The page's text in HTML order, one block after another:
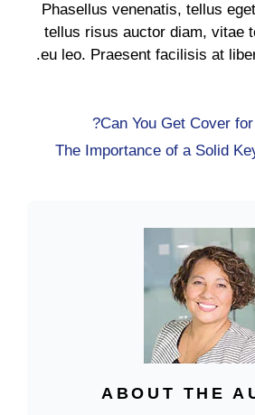
Phasellus venenatis, tellus
tellus risus auctor diam, vitae
eu leo. Praesent facilisis at
Can You Get Cover for
The Importance of a Solid
ABOUT THE